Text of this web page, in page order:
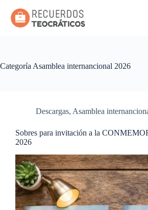
contenido
Categoría Asamblea internancional 2026
Descargas, Asamblea
Sobres para invitación a la
2026